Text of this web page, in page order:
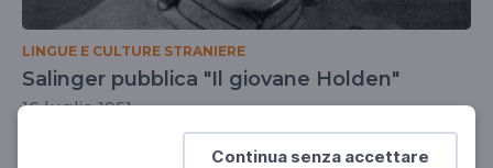
Continua senza accettare
LINGUE E CULTURE STRANIERE
Salinger pubblica "Il giovane Holden"
16 luglio 1951